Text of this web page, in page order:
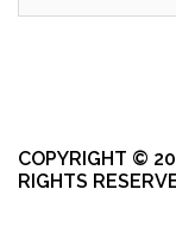
COPYRIGHT ©
RIGHTS